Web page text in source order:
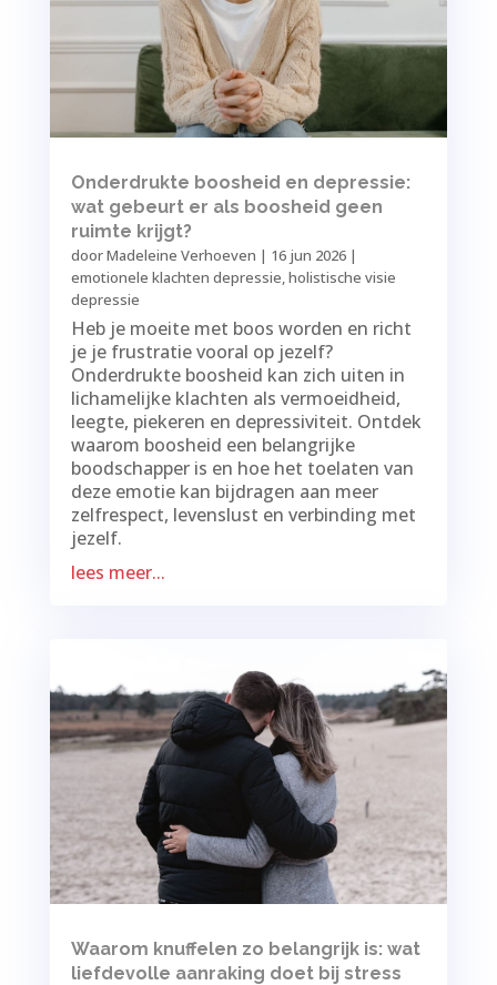
Onderdrukte boosheid en depressie:
wat gebeurt er als boosheid geen
ruimte krijgt?
doorMadeleine Verhoeven | 16 jun 2026|
emotionele klachten depressie holistische visie
depressie
Heb je moeite met boos worden en richt
je je frustratie vooral op jezelf?
Onderdrukte boosheid kan zich uiten in
lichamelijke klachten als vermoeidheid,
leegte, piekeren en depressiviteit. Ontdek
waarom boosheid een belangrijke
boodschapper is en hoe het toelaten van
deze emotie kan bijdragen aan meer
zelfrespect, levenslust en verbinding met
jezelf.
lees meer...
Waarom knuffelen zo belangrijk is: wat
liefdevolle aanraking doet bij stress